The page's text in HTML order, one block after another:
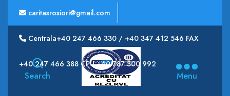
caritasrosiori@gmail.com
Centrala+40 247 466 330 / +40 347 412 546 FAX
+40 247 466 388 CPU +40 787 300 992
Search
Municipal
Menu